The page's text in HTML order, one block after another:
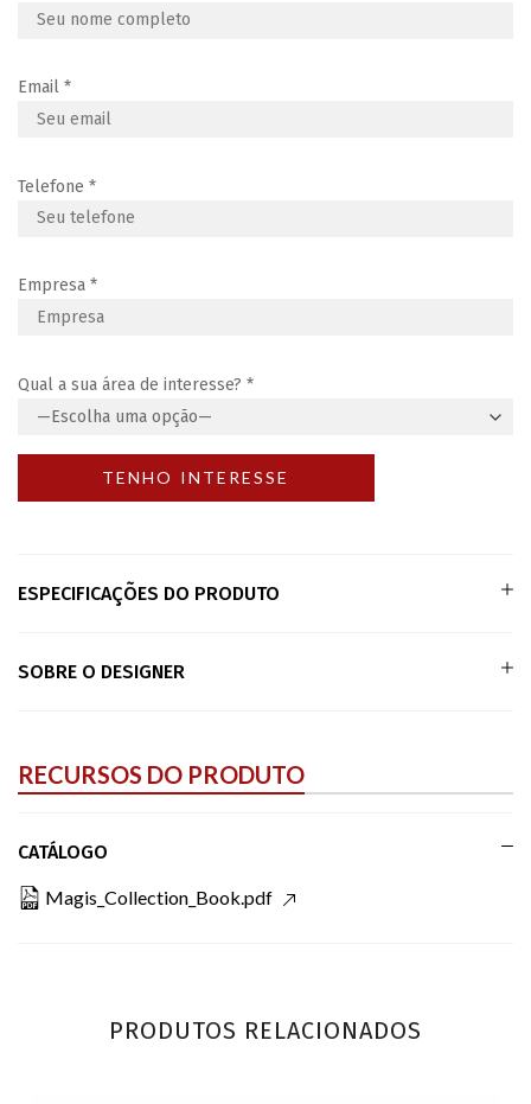
Email *
Telefone *
Empresa *
Qual a sua área de interesse? *
ESPECIFICAÇÕES DO PRODUTO
SOBRE O DESIGNER
RECURSOS DO PRODUTO
CATÁLOGO
Magis_Collection_Book.pdf
PRODUTOS RELACIONADOS